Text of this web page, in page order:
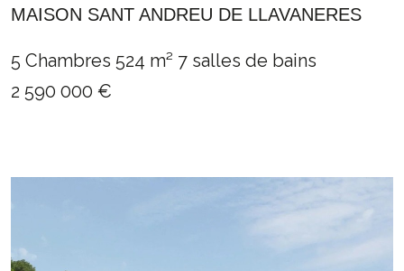
MAISON SANT ANDREU DE LLAVANERES
5 Chambres 524 m² 7 salles de bains
2 590 000 €